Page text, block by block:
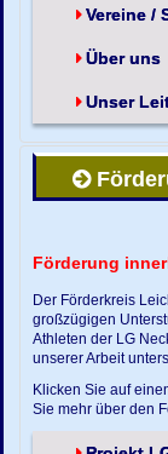
Vereine /
Über uns
Unser
Förderung
Der Förderkreis
großzügigen
Athleten der LG
unserer Arbeit
Klicken Sie auf
Sie mehr über den